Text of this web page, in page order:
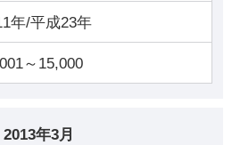
年/平成23年
～15,000
2013年3月